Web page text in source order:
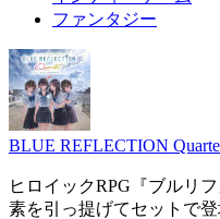
ファンタジー
BLUE REFLECTION
ヒロイックRPG『ブルリ
素を引っ提げてセットで登